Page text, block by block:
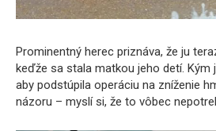
Prominentný herec priznáva, že ju
keďže sa stala matkou jeho detí. Kým
aby podstúpila operáciu na zníženie
názoru – myslí si, že to vôbec